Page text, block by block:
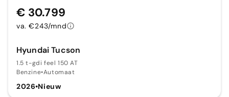
Hyundai Tucson
1.5 t-gdi feel 150 AT
Benzine•Automaat
2026•Nieuw
€ 30.799
va. €243/mnd